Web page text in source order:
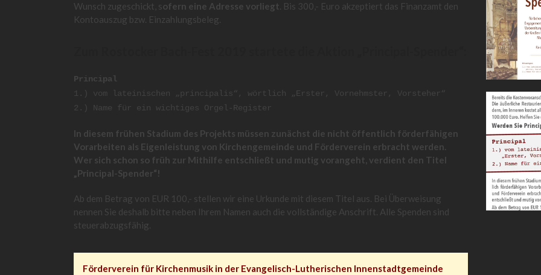
Wunsch zugeschickt, sofern eine Adresse vorliegt. Bis 300,- Euro akzeptiert das Finanzamt den
Kontoauszug bzw. Einzahlungsbeleg.
Principal
1.) vom lateinischen „principalis“, wörtlich „Erster, Vornehmster, Vorsteher“
2.) Name für ein wichtiges Orgel-Register
In diesem frühen Stadium des Projekts müssen zunächst die nicht öffentlich förderfähigen
Vorarbeiten als Eigenleistung von Kirchengemeinde und Förderverein erbracht werden.
Wer sich schon so früh zur Mithilfe entschließt und mutig vorangeht, verdient den Titel
„Principal-Spender“!
Ab dem Betrag von EUR 100,- stellen wir eine Urkunde mit diesem Titel aus. Bei Überweisung
nennen Sie deshalb bitte neben Ihrem Namen auch die vollständige Anschrift. Alle Spenden sind
steuerabzugsfähig.
Förderverein für Kirchenmusik in der Evangelisch-Lutherischen Innenstadtgemeinde